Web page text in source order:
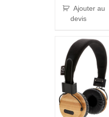
Ajouter au
devis